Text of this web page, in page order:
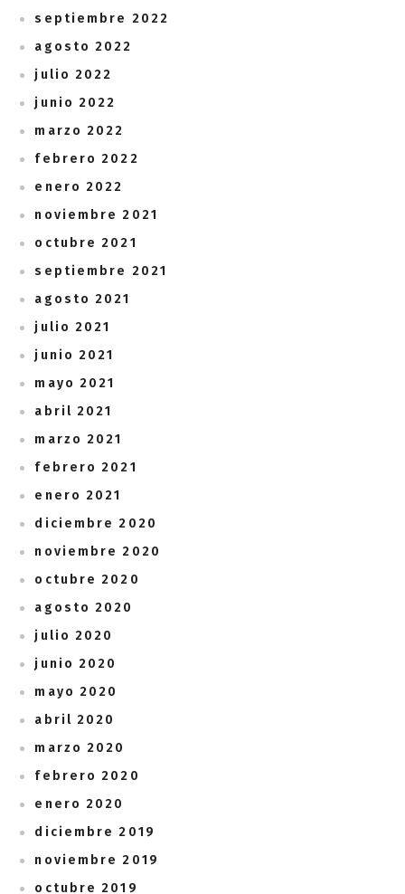
septiembre 2022
agosto 2022
julio 2022
junio 2022
marzo 2022
febrero 2022
enero 2022
noviembre 2021
octubre 2021
septiembre 2021
agosto 2021
julio 2021
junio 2021
mayo 2021
abril 2021
marzo 2021
febrero 2021
enero 2021
diciembre 2020
noviembre 2020
octubre 2020
agosto 2020
julio 2020
junio 2020
mayo 2020
abril 2020
marzo 2020
febrero 2020
enero 2020
diciembre 2019
noviembre 2019
octubre 2019